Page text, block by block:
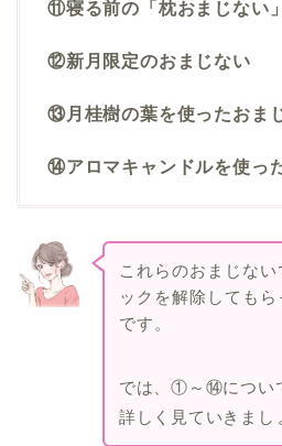
⑪寝る前の「枕おまじない」
⑫新月限定のおまじない
⑬月桂樹の葉を使ったおま
⑭アロマキャンドルを使っ
これらのおまじな
ックを解除しても
です。
では、①～⑭につい
詳しく見ていきまし